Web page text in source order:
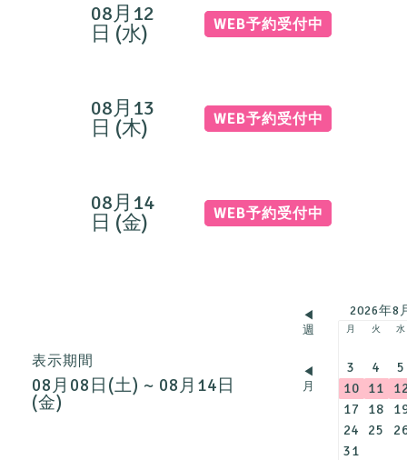
08月12
日 (水)
WEB予約受付中
08月13
日 (木)
WEB予約受付中
08月14
日 (金)
WEB予約受付中
表示期間
08月08日(土) ~ 08月14日
(金)
◀︎
週
◀︎
月
2026年8
月 火 水
3 4
5
10
11
17
18
24
25
31